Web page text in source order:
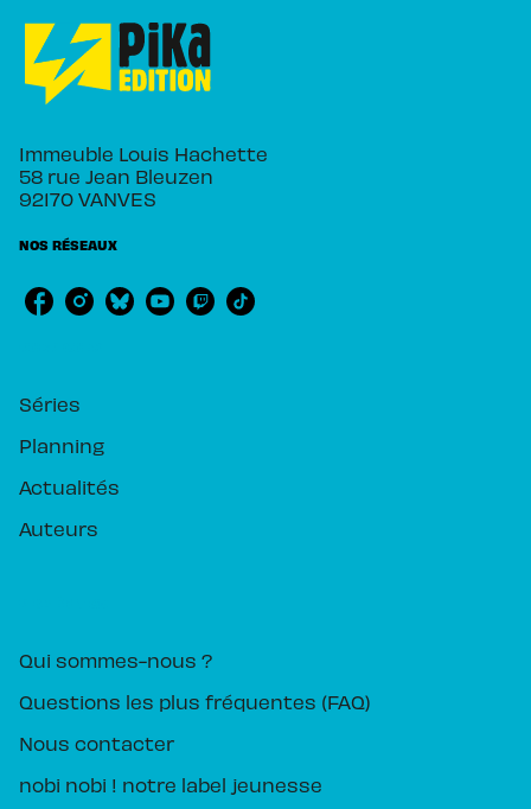
Immeuble Louis Hachette
58 rue Jean Bleuzen
92170 VANVES
NOS RÉSEAUX
Séries
Planning
Actualités
Auteurs
Qui sommes-nous ?
Questions les plus fréquentes (FAQ)
Nous contacter
nobi nobi ! notre label jeunesse